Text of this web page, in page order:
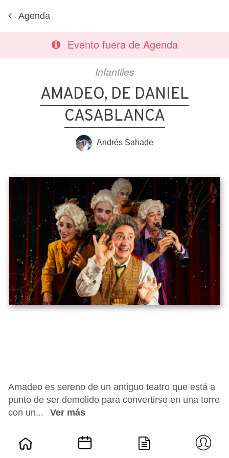
Agenda
Evento fuera de Agenda
Infantiles
AMADEO, DE DANIEL
CASABLANCA
Andrés Sahade
Amadeo es sereno de un antiguo teatro que está a
punto de ser demolido para convertirse en una torre
con un...
Ver más